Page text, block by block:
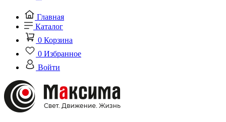
Главная
Каталог
0 Корзина
0 Избранное
Войти